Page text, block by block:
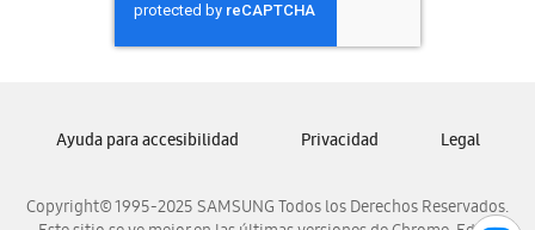
Samsung Nicaragua
Samsung Panamá
Samsung Venezuela
Copyright© 1995-2025 SAMSUNG Todos los Derechos Reservados.
Ayuda para accesibilidad Privacidad Legal